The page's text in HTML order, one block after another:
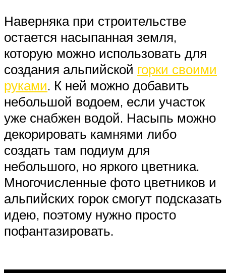
Наверняка при строительстве
остается насыпанная земля,
которую можно использовать для
создания альпийской горки своими
руками. К ней можно добавить
небольшой водоем, если участок
уже снабжен водой. Насыпь можно
декорировать камнями либо
создать там подиум для
небольшого, но яркого цветника.
Многочисленные фото цветников и
альпийских горок смогут подсказать
идею, поэтому нужно просто
пофантазировать.